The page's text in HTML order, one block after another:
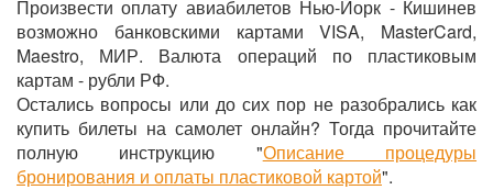
Произвести оплату авиабилетов Нью-Йорк - Кишинев
возможно банковскими картами VISA, MasterCard,
Maestro, МИР. Валюта операций по пластиковым
картам - рубли РФ.
Остались вопросы или до сих пор не разобрались как
купить билеты на самолет онлайн? Тогда прочитайте
полную инструкцию "Описание процедуры
бронирования и оплаты пластиковой картой".